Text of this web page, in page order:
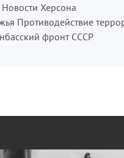
Новости Херсона
Противодействие
фронт СССР